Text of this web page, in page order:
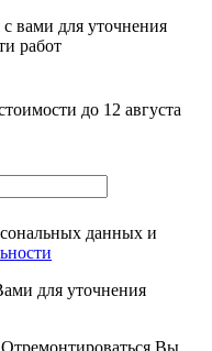
вами для уточнения
работ
до 12 августа
данных и
для уточнения
Вы